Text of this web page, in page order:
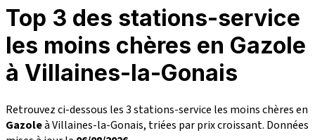
Top 3 des stations-service
les moins chères en Gazole
à Villaines-la-Gonais
Retrouvez ci-dessous les 3 stations-service les moins chères en
Gazoleà Villaines-la-Gonais, triées par prix croissant. Données